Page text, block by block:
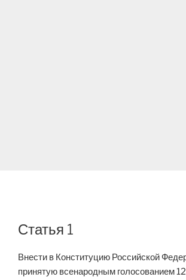
Статья 1
Внести в Конституцию Российской
принятую всенародным голосованием